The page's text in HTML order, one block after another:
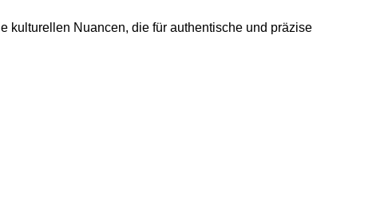
kulturellen Nuancen, die für authentische und präzise